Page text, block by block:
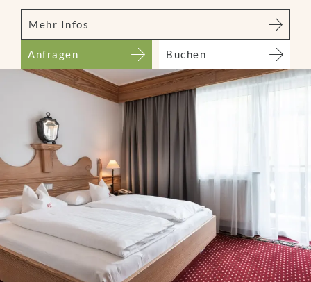
Mehr Infos
Anfragen Buchen